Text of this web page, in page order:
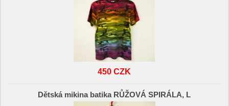
450 CZK
Dětská mikina batika RŮŽOVÁ SPIRÁLA, L